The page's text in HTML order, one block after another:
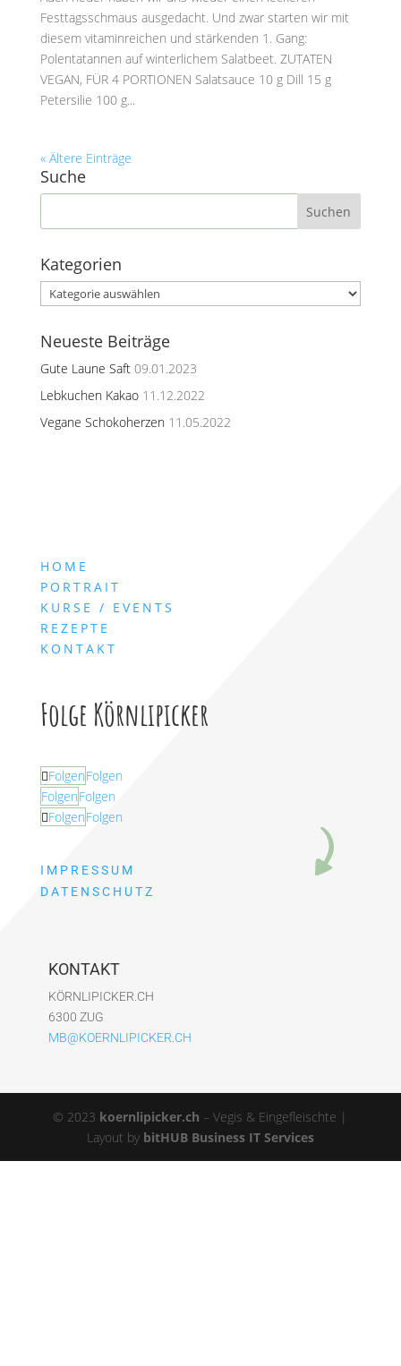
Festtagsschmaus ausgedacht. Und zwar starten wir mit
diesem vitaminreichen und stärkenden 1. Gang:
Polentatannen auf winterlichem Salatbeet. ZUTATEN
VEGAN, FÜR 4 PORTIONEN Salatsauce 10 g Dill 15 g
Petersilie 100 g...
« Ältere Einträge
Suche
Kategorien
Kategorien
Neueste Beiträge
Gute Laune Saft 09.01.2023
Lebkuchen Kakao 11.12.2022
Vegane Schokoherzen 11.05.2022
HOME
PORTRAIT
KURSE / EVENTS
REZEPTE
KONTAKT
Folge Körnlipicker
FolgenFolgen
FolgenFolgen
FolgenFolgen
IMPRESSUM
DATENSCHUTZ
KONTAKT
KÖRNLIPICKER.CH
6300 ZUG
MB@KOERNLIPICKER.CH
© 2023 koernlipicker.ch – Vegis & Eingefleischte |
Layout by bitHUB Business IT Services